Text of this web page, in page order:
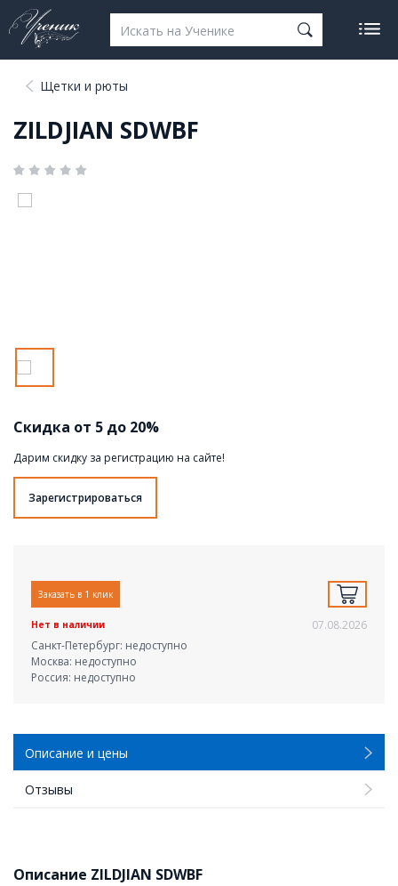
Щетки и рюты
ZILDJIAN SDWBF
Скидка от 5 до 20%
Дарим скидку за регистрацию на сайте!
Зарегистрироваться
Заказать в 1 клик
Нет в наличии
07.08.2026
Санкт-Петербург: недоступно
Москва: недоступно
Россия: недоступно
Описание и цены
Отзывы
Описание ZILDJIAN SDWBF